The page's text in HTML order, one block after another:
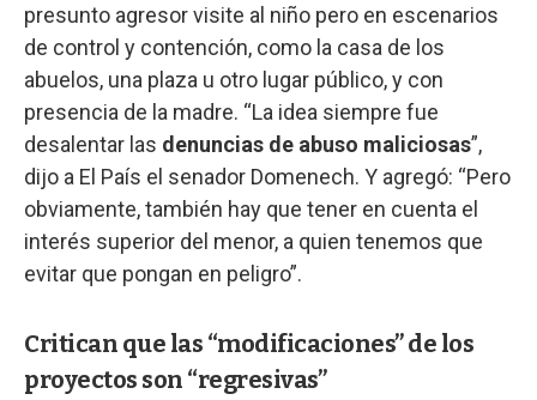
presunto agresor visite al niño pero en escenarios
de control y contención, como la casa de los
abuelos, una plaza u otro lugar público, y con
presencia de la madre. “La idea siempre fue
desalentar las denuncias de abuso maliciosas”,
dijo a El País el senador Domenech. Y agregó: “Pero
obviamente, también hay que tener en cuenta el
interés superior del menor, a quien tenemos que
evitar que pongan en peligro”.
Critican que las “modificaciones” de los
proyectos son “regresivas”